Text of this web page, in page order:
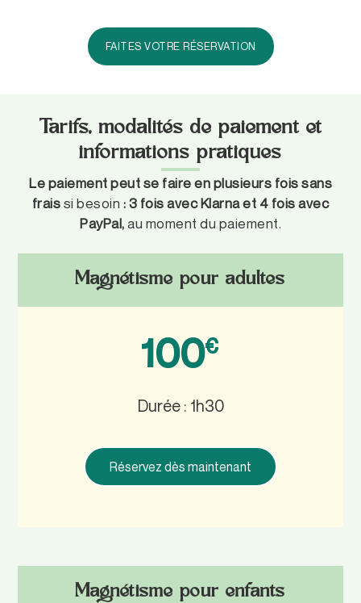
FAITES VOTRE RÉSERVATION
Tarifs, modalités de paiement et
informations pratiques
Le paiement peut se faire en plusieurs fois sans
fraissi besoin :3 fois avec Klarna et 4 fois avec
PayPal,au moment du paiement.
Magnétisme pour adultes
100€
Durée : 1h30
Réservez dès maintenant
Magnétisme pour enfants